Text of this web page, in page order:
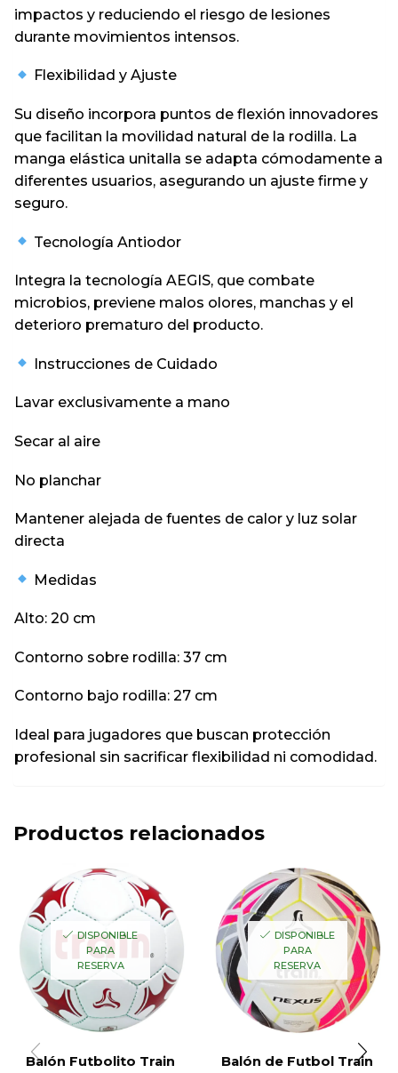
impactos y reduciendo el riesgo de lesiones
durante movimientos intensos.
Flexibilidad y Ajuste
Su diseño incorpora puntos de flexión innovadores
que facilitan la movilidad natural de la rodilla. La
manga elástica unitalla se adapta cómodamente a
diferentes usuarios, asegurando un ajuste firme y
seguro.
Tecnología Antiodor
Integra la tecnología AEGIS, que combate
microbios, previene malos olores, manchas y el
deterioro prematuro del producto.
Instrucciones de Cuidado
Lavar exclusivamente a mano
Secar al aire
No planchar
Mantener alejada de fuentes de calor y luz solar
directa
Medidas
Alto: 20 cm
Contorno sobre rodilla: 37 cm
Contorno bajo rodilla: 27 cm
Ideal para jugadores que buscan protección
profesional sin sacrificar flexibilidad ni comodidad.
Productos relacionados
DISPONIBLE
PARA
RESERVA
Balón Futbolito Train
DISPONIBLE
PARA
RESERVA
Balón de Futbol Train